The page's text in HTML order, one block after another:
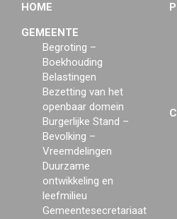
HOME
GEMEENTE
Begroting –
Boekhouding
Belastingen
Bezetting van het
openbaar domein
Burgerlijke Stand –
Bevolking –
Vreemdelingen
Duurzame
ontwikkeling en
leefmilieu
Gemeentesecretariaat